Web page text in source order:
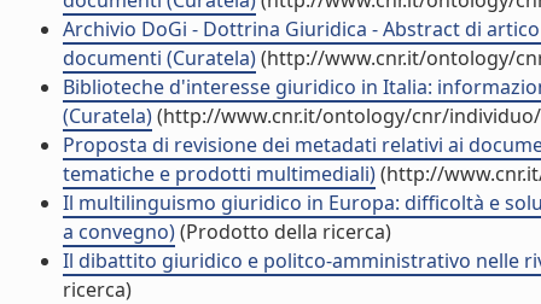
Archivio DoGi - Dottrina Giuridica - Abstract di
documenti (Curatela)(http://www.cnr.it/ontology/
Biblioteche d'interesse giuridico in Italia:
(Curatela)(http://www.cnr.it/ontology/cnr/
Proposta di revisione dei metadati relativi ai
tematiche e prodotti multimediali)(http://
Il multilinguismo giuridico in Europa: difficoltà e
a convegno)(Prodotto della ricerca)
Il dibattito giuridico e politco-amministrativo nelle
ricerca)